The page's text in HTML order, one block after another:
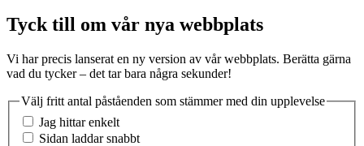
Tyck till om vår nya webbplats
Vi har precis lanserat en ny version av vår webbplats. Berätta gärna
vad du tycker – det tar bara några sekunder!
Välj fritt antal påståenden som stämmer med din upplevelse
Jag hittar enkelt
Sidan laddar snabbt